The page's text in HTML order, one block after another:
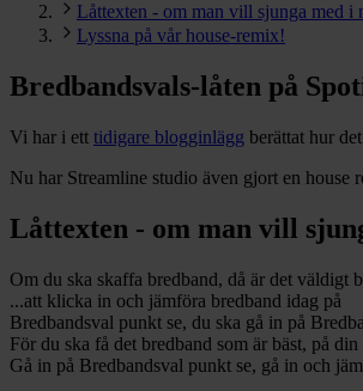
Låttexten - om man vill sjunga med i
Lyssna på vår house-remix!
Bredbandsvals-låten på
Vi har i ett tidigare blogginlägg berättat hur
Nu har Streamline studio även gjort en house
Låttexten - om man vill
Om du ska skaffa bredband, då är det väldigt
...att klicka in och jämföra bredband idag på
Bredbandsval punkt se, du ska gå in på
För du ska få det bredband som är bäst, på din
Gå in på Bredbandsval punkt se, gå in och